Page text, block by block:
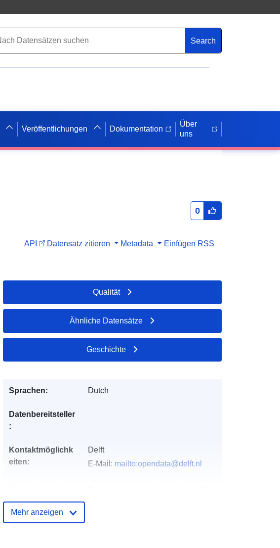
Search
Veröffentlichungen Dokumentation
Über
uns
0
API Datensatz zitieren Metadata Einfügen RSS
Qualität
Ähnliche Datensätze
Geschichte
Sprachen: Dutch
Datenbereitsteller
:
Kontaktmöglichk
eiten:
Delft
E-Mail: mailto:opendata@delft.nl
Kataloge:
Mehr anzeigen